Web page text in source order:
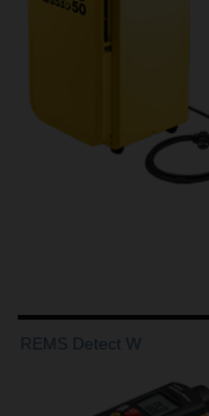
REMS Detect W